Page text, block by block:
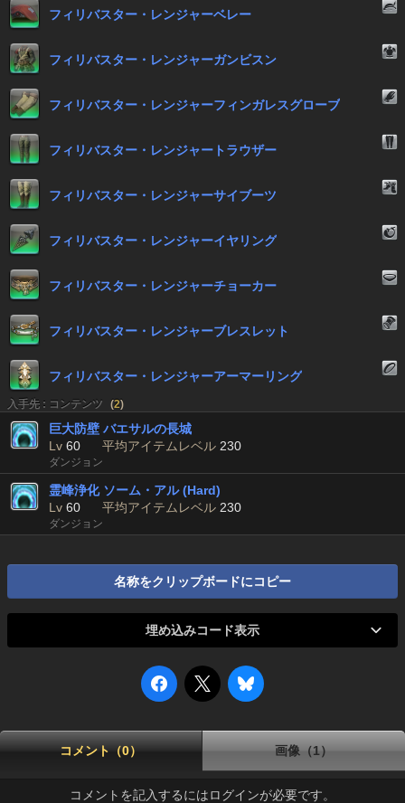
フィリバスター・レンジャーベレー
フィリバスター・レンジャーガンビスン
フィリバスター・レンジャーフィンガレスグローブ
フィリバスター・レンジャートラウザー
フィリバスター・レンジャーサイブーツ
フィリバスター・レンジャーイヤリング
フィリバスター・レンジャーチョーカー
フィリバスター・レンジャーブレスレット
フィリバスター・レンジャーアーマーリング
入手先 : コンテンツ (2)
巨大防壁 バエサルの長城
Lv 60 平均アイテムレベル 230
ダンジョン
霊峰浄化 ソーム・アル (Hard)
Lv 60 平均アイテムレベル 230
ダンジョン
名称をクリップボードにコピー
埋め込みコード表示
コメント（0） 画像（1）
コメントを記入するにはログインが必要です。